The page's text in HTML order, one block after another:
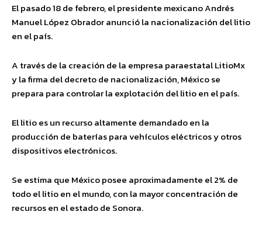
El pasado 18 de febrero, el presidente mexicano Andrés
Manuel López Obrador anunció la nacionalización del litio
en el país.
A través de la creación de la empresa paraestatal LitioMx
y la firma del decreto de nacionalización, México se
prepara para controlar la explotación del litio en el país.
El litio es un recurso altamente demandado en la
producción de baterías para vehículos eléctricos y otros
dispositivos electrónicos.
Se estima que México posee aproximadamente el 2% de
todo el litio en el mundo, con la mayor concentración de
recursos en el estado de Sonora.